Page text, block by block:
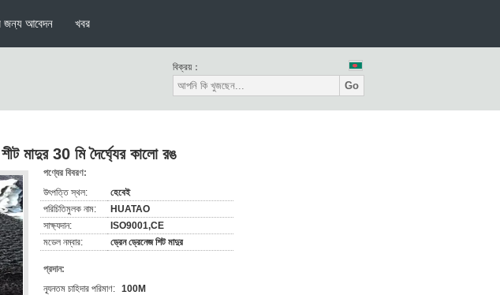
জন্য আবেদন খবর
বিক্রয়：
Go
মাদুর 30 মি দৈর্ঘ্যের কালো রঙ
পণ্যের বিবরণ:
উৎপত্তি স্থল:
হেবেই
পরিচিতিমুলক নাম:
HUATAO
সাক্ষ্যদান:
ISO9001,CE
মডেল নম্বার:
ড্রেন ড্রেনেজ শিট মাদুর
প্রদান:
ন্যূনতম চাহিদার পরিমাণ: 100M